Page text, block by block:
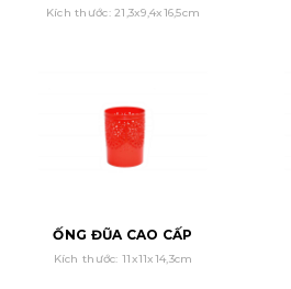
Kích thước: 21,3x9,4x16,5cm
ỐNG ĐŨA CAO CẤP
Kích thước: 11x11x14,3cm